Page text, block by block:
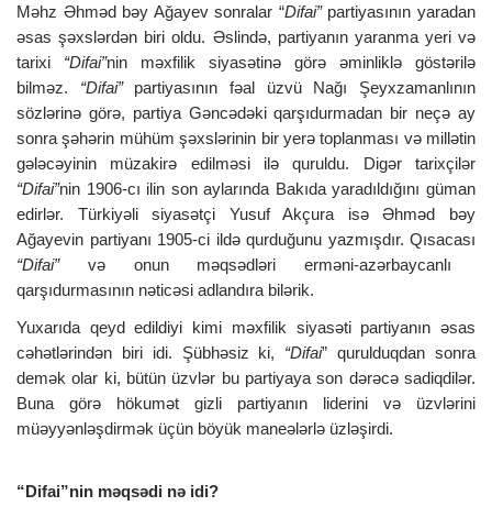
Məhz Əhməd bəy Ağayev sonralar “Difai”partiyasının yaradan
əsas şəxslərdən biri oldu. Əslində, partiyanın yaranma yeri və
tarixi “Difai”nin məxfilik siyasətinə görə əminliklə göstərilə
bilməz. “Difai”partiyasının fəal üzvü Nağı Şeyxzamanlının
sözlərinə görə, partiya Gəncədəki qarşıdurmadan bir neçə ay
sonra şəhərin mühüm şəxslərinin bir yerə toplanması və millətin
gələcəyinin müzakirə edilməsi ilə quruldu. Digər tarixçilər
“Difai”nin 1906-cı ilin son aylarında Bakıda yaradıldığını güman
edirlər. Türkiyəli siyasətçi Yusuf Akçura isə Əhməd bəy
Ağayevin partiyanı 1905-ci ildə qurduğunu yazmışdır. Qısacası
“Difai”və onun məqsədləri erməni-azərbaycanlı
qarşıdurmasının nəticəsi adlandıra bilərik.
Yuxarıda qeyd edildiyi kimi məxfilik siyasəti partiyanın əsas
cəhətlərindən biri idi. Şübhəsiz ki, “Difai” qurulduqdan sonra
demək olar ki, bütün üzvlər bu partiyaya son dərəcə sadiqdilər.
Buna görə hökumət gizli partiyanın liderini və üzvlərini
müəyyənləşdirmək üçün böyük maneələrlə üzləşirdi.
“Difai”nin məqsədi nə idi?